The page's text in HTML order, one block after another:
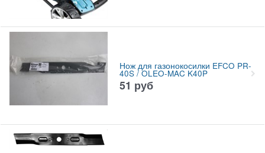
Нож для газонокосилки EFCO PR-
40S / OLEO-MAC K40P
51 руб